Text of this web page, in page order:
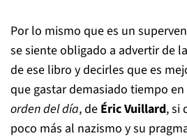
Por lo mismo que es un
se siente obligado a advertir de
de ese libro y decirles que es
que gastar demasiado tiempo en
orden del día, de Éric Vuillard, si
poco más al nazismo y su